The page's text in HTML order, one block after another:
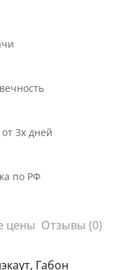
3х дней
по РФ
цены Отзывы (0)
Габон